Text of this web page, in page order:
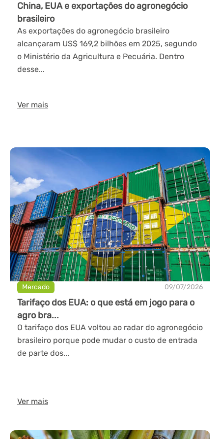
China, EUA e exportações do agronegócio
brasileiro
As exportações do agronegócio brasileiro
alcançaram US$ 169,2 bilhões em 2025, segundo
o Ministério da Agricultura e Pecuária. Dentro
desse...
Ver mais
Mercado 09/07/2026
Tarifaço dos EUA: o que está em jogo para o
agro bra...
O tarifaço dos EUA voltou ao radar do agronegócio
brasileiro porque pode mudar o custo de entrada
de parte dos...
Ver mais